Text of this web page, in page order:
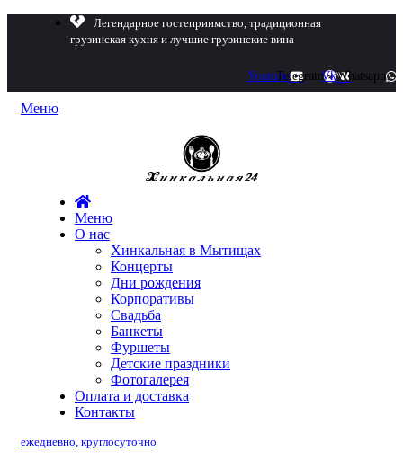
Легендарное гостеприимство, традиционная
грузинская кухня и лучшие грузинские вина
YoutubeTelegramVkWhatsapp
Меню
Меню
О нас
Хинкальная в Мытищах
Концерты
Дни рождения
Корпоративы
Свадьба
Банкеты
Фуршеты
Детские праздники
Фотогалерея
Оплата и доставка
Контакты
ежедневно, круглосуточно